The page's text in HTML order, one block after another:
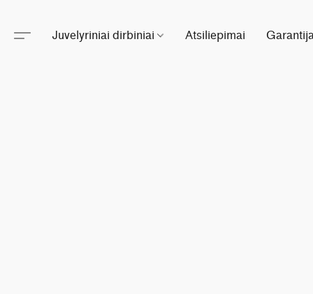
Juvelyriniai dirbiniai Atsiliepimai